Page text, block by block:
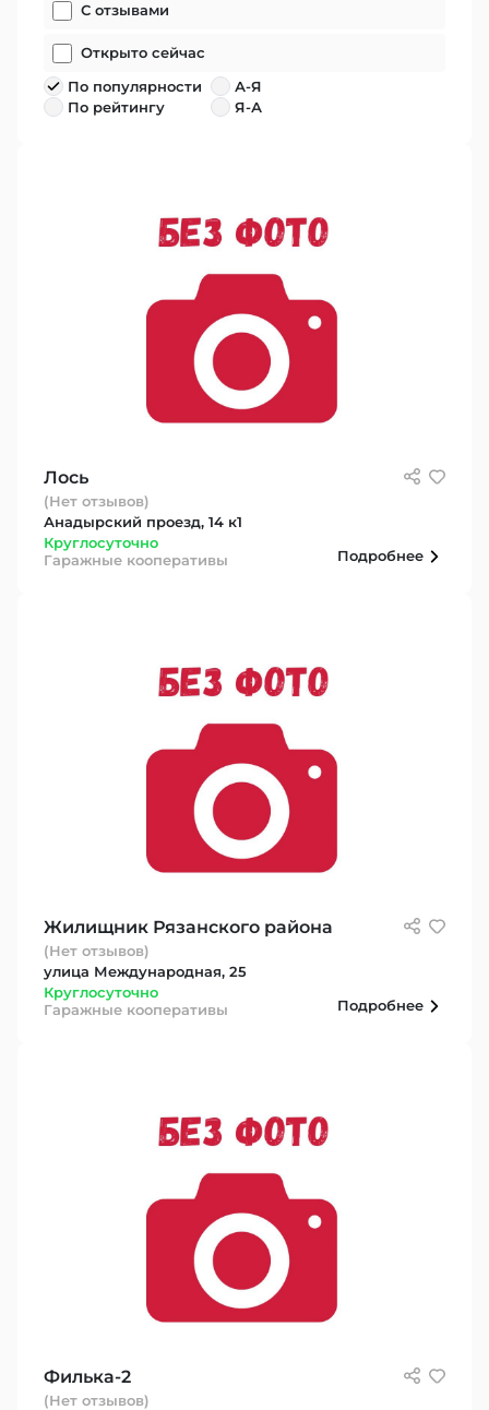
С отзывами
Открыто сейчас
По популярности
По рейтингу
А-Я
Я-А
Лось
(Нет отзывов)
Анадырский проезд, 14 к1
Круглосуточно
Гаражные кооперативы
Подробнее
Жилищник Рязанского района
(Нет отзывов)
улица Международная, 25
Круглосуточно
Гаражные кооперативы
Подробнее
Филька-2
(Нет отзывов)